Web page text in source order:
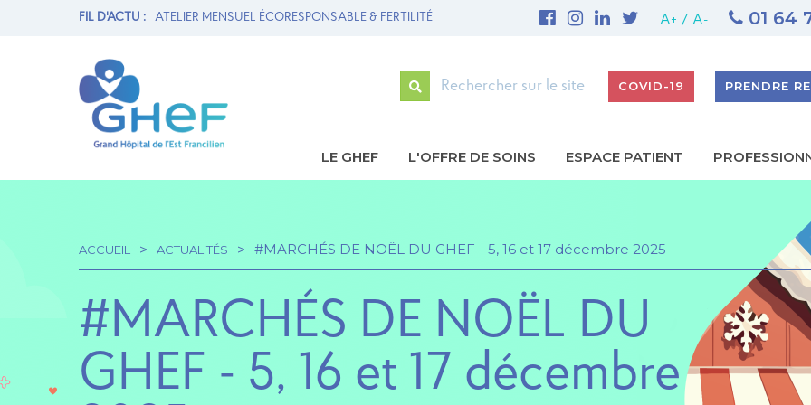
FIL D'ACTU :
& FERTILITÉ 1ère THROMBECTOMIE MÉCANIQUE AU GHEF - Site de Meaux UNE PREMIÈRE NATIONALE AU GHEF - Site de Marne-la-
A+ / A- 01 64
Rechercher
COVID-19 PRENDRE
Navigation
LE GHEF L'OFFRE DE SOINS ESPACE PATIENT
Fil
d'Ariane
ACCUEIL ACTUALITÉS #MARCHÉS DE NOËL DU GHEF - 5, 16 et 17 décembre 2025
#MARCHÉS DE NOËL DU
GHEF - 5, 16 et 17 décembre